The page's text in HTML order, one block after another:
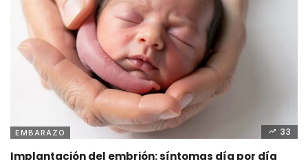
EMBARAZO 33
Implantación del embrión: síntomas día por día